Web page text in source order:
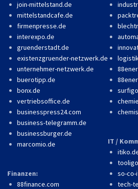
join-mittelstand.de
mittelstandcafe.de
firmenpresse.de
interexpo.de
gruenderstadt.de
existenzgruender-netzwerk.de
unternehmer-netzwerk.de
buerotipp.de
bonx.de
vertriebsoffice.de
businesspress24.com
business-telegramm.de
businessburger.de
marcomio.de
Finanzen:
88finance.com
IT /
so-co-
tech-